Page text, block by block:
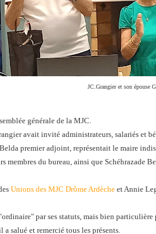
JC.Grangier et son épouse
générale de la MJC.
avait invité administrateurs, salariés et
premier adjoint, représentait le maire
membres du bureau, ainsi que Schéhrazade
Unions des MJC Drôme Ardèche et Annie
par ses statuts, mais bien
salué et remercié tous les présents.